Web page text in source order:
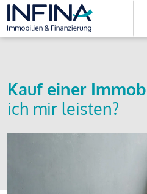
Kauf einer
ich mir leisten?